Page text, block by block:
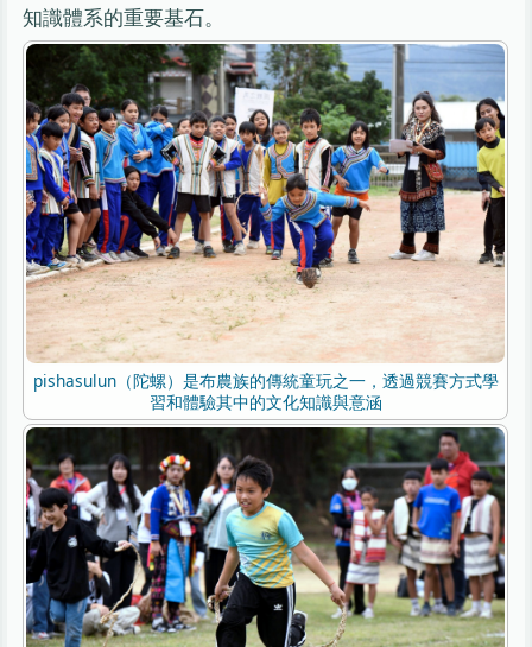
知識體系的重要基石。
pishasulun（陀螺）是布農族的傳統童玩之一，透過競賽方式學
習和體驗其中的文化知識與意涵